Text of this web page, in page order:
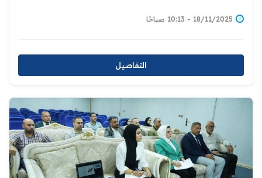
18/11/2025 - 10:13 صباحًا
التفاصيل